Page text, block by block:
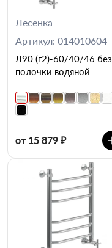
Лесенка
Артикул: 014010604
Л90 (г2)-60/40/46 без
полочки водяной
от 15 879 ₽